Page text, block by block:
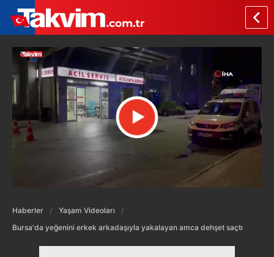
Haberler
Yaşam Videoları
Bursa'da yeğenini erkek arkadaşıyla yakalayan amca dehşet saçtı